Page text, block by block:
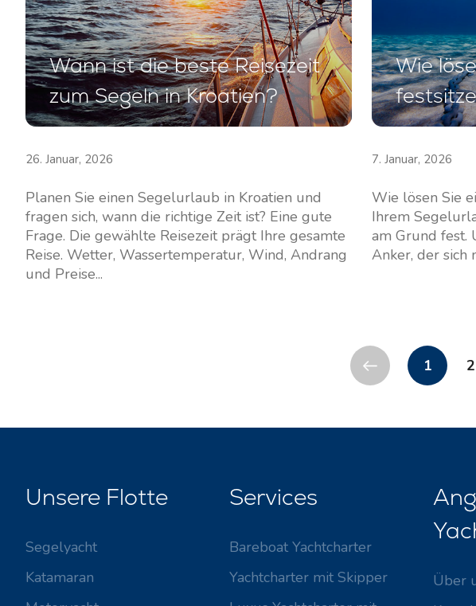
Wann ist die beste Reisezeit
zum Segeln in Kroatien?
26. Januar, 2026
Planen Sie einen Segelurlaub in Kroatien und
fragen sich, wann die richtige Zeit ist? Eine gute
Frage. Die gewählte Reisezeit prägt Ihre gesamte
Reise. Wetter, Wassertemperatur, Wind, Andrang
und Preise...
Wie
7. Januar, 2026
Wie lösen Sie
Ihrem
am Grund fest.
Anker, der sich
1 2
Unsere Flotte
Segelyacht
Katamaran
Services
Bareboat Yachtcharter
Yachtcharter mit Skipper
Über